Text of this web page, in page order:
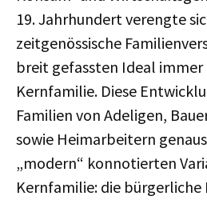
19. Jahrhundert verengte
zeitgenössische
breit gefassten Ideal immer
Kernfamilie. Diese
Familien von Adeligen,
sowie Heimarbeitern
„modern“ konnotierten
Kernfamilie: die bürgerliche